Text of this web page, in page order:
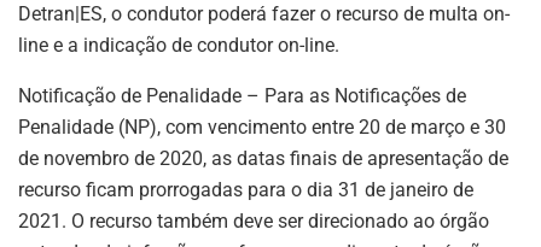
Detran|ES, o condutor poderá fazer o recurso de multa on-
line e a indicação de condutor on-line.
Notificação de Penalidade – Para as Notificações de
Penalidade (NP), com vencimento entre 20 de março e 30
de novembro de 2020, as datas finais de apresentação de
recurso ficam prorrogadas para o dia 31 de janeiro de
2021. O recurso também deve ser direcionado ao órgão